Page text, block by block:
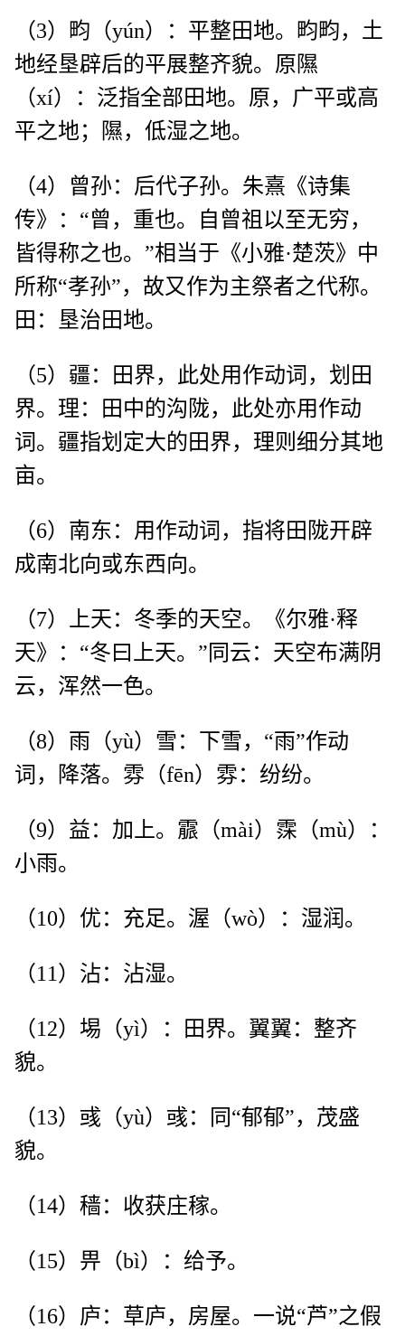
（3）畇（yún）：平整田地。畇畇，土
地经垦辟后的平展整齐貌。原隰
（xí）：泛指全部田地。原，广平或高
平之地；隰，低湿之地。
（4）曾孙：后代子孙。朱熹《诗集
传》：“曾，重也。自曾祖以至无穷，
皆得称之也。”相当于《小雅·楚茨》中
所称“孝孙”，故又作为主祭者之代称。
田：垦治田地。
（5）疆：田界，此处用作动词，划田
界。理：田中的沟陇，此处亦用作动
词。疆指划定大的田界，理则细分其地
亩。
（6）南东：用作动词，指将田陇开辟
成南北向或东西向。
（7）上天：冬季的天空。《尔雅·释
天》：“冬曰上天。”同云：天空布满阴
云，浑然一色。
（8）雨（yù）雪：下雪，“雨”作动
词，降落。雰（fēn）雰：纷纷。
（9）益：加上。霢（mài）霂（mù）：
小雨。
（10）优：充足。渥（wò）：湿润。
（11）沾：沾湿。
（12）埸（yì）：田界。翼翼：整齐
貌。
（13）彧（yù）彧：同“郁郁”，茂盛
貌。
（14）穑：收获庄稼。
（15）畀（bì）：给予。
（16）庐：草庐，房屋。一说“芦”之假